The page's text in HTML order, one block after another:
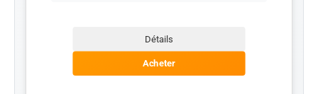
Détails
Acheter